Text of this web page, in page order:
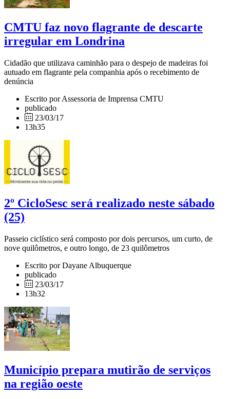
CMTU faz novo flagrante de descarte
irregular em Londrina
Cidadão que utilizava caminhão para o despejo de madeiras foi
autuado em flagrante pela companhia após o recebimento de
denúncia
Escrito por Assessoria de Imprensa CMTU
publicado
23/03/17
13h35
2º CicloSesc será realizado neste sábado
(25)
Passeio ciclístico será composto por dois percursos, um curto, de
nove quilômetros, e outro longo, de 23 quilômetros
Escrito por Dayane Albuquerque
publicado
23/03/17
13h32
Município prepara mutirão de serviços
na região oeste